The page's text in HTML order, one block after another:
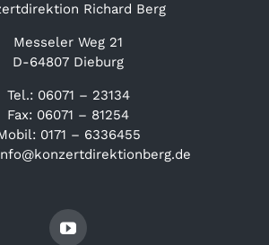
Richard Berg
Messeler Weg 21
D-64807 Dieburg
Tel.: 06071 – 23134
Fax: 06071 – 81254
0171 – 6336455